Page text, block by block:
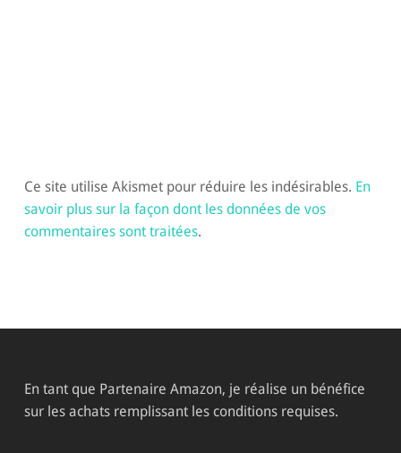
Ce site utilise Akismet pour réduire les indésirables. En
savoir plus sur la façon dont les données de vos
commentaires sont traitées.
En tant que Partenaire Amazon, je réalise un bénéfice
sur les achats remplissant les conditions requises.